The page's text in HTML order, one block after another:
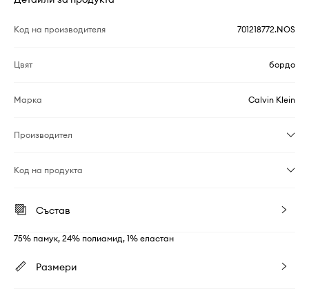
Код на производителя 701218772.NOS
Цвят бордо
Марка Calvin Klein
Производител
Код на продукта
Състав
75% памук, 24% полиамид, 1% еластан
Размери